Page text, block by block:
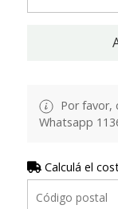
Por favor,
Whatsapp
Calculá el